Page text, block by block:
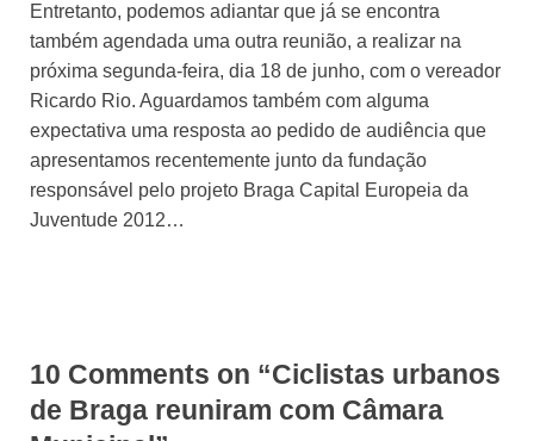
Entretanto, podemos adiantar que já se encontra
também agendada uma outra reunião, a realizar na
próxima segunda-feira, dia 18 de junho, com o vereador
Ricardo Rio. Aguardamos também com alguma
expectativa uma resposta ao pedido de audiência que
apresentamos recentemente junto da fundação
responsável pelo projeto Braga Capital Europeia da
Juventude 2012…
10 Comments on “Ciclistas urbanos
de Braga reuniram com Câmara